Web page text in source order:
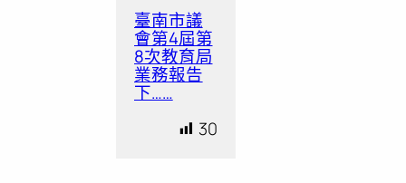
臺南市議
會第4屆第
8次教育局
業務報告
下……
30